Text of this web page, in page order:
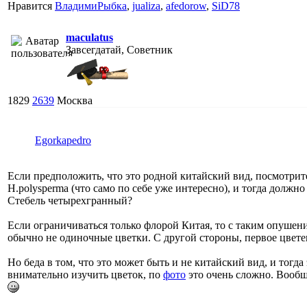
Нравится ВладимиРыбка, jualiza, afedorow, SiD78
maculatus
Завсегдатай, Советник
1829 2639 Москва
Egorkapedro
Если предположить, что это родной китайский вид,
H.polysperma (что само по себе уже интересно), и тогда
Стебель четырехгранный?
Если ограничиваться только флорой Китая, то с таким
обычно не одиночные цветки. С другой стороны, первое
Но беда в том, что это может быть и не китайский вид, и
внимательно изучить цветок, по фото это очень сложно.